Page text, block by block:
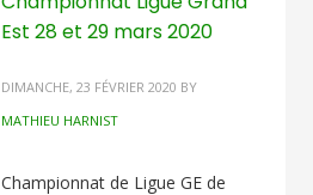
Est 28 et 29 mars 2020
DIMANCHE, 23 FÉVRIER 2020 BY
MATHIEU HARNIST
Championnat de Ligue GE de